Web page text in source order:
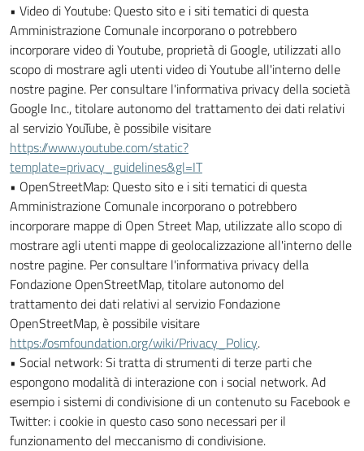
• Video di Youtube: Questo sito e i siti tematici di questa
Amministrazione Comunale incorporano o potrebbero
incorporare video di Youtube, proprietà di Google, utilizzati allo
scopo di mostrare agli utenti video di Youtube all'interno delle
nostre pagine. Per consultare l'informativa privacy della società
Google Inc., titolare autonomo del trattamento dei dati relativi
al servizio YouTube, è possibile visitare
https://www.youtube.com/static?
template=privacy_guidelines&gl=IT
• OpenStreetMap: Questo sito e i siti tematici di questa
Amministrazione Comunale incorporano o potrebbero
incorporare mappe di Open Street Map, utilizzate allo scopo di
mostrare agli utenti mappe di geolocalizzazione all'interno delle
nostre pagine. Per consultare l'informativa privacy della
Fondazione OpenStreetMap, titolare autonomo del
trattamento dei dati relativi al servizio Fondazione
OpenStreetMap, è possibile visitare
https://osmfoundation.org/wiki/Privacy_Policy.
• Social network: Si tratta di strumenti di terze parti che
espongono modalità di interazione con i social network. Ad
esempio i sistemi di condivisione di un contenuto su Facebook e
Twitter: i cookie in questo caso sono necessari per il
funzionamento del meccanismo di condivisione.